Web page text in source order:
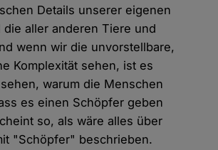
Details unserer eigenen
die aller anderen Tiere und
wenn wir die unvorstellbare,
Komplexität sehen, ist es
warum die Menschen
es einen Schöpfer geben
so, als wäre alles über
"Schöpfer" beschrieben.